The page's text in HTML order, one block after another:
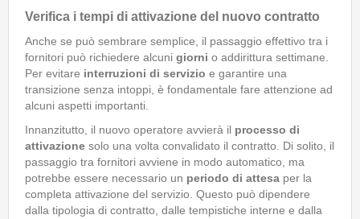
Verifica i tempi di attivazione del nuovo contratto
Anche se può sembrare semplice, il passaggio effettivo tra i
fornitori può richiedere alcuni giorni o addirittura settimane.
Per evitare interruzioni di servizio e garantire una
transizione senza intoppi, è fondamentale fare attenzione ad
alcuni aspetti importanti.
Innanzitutto, il nuovo operatore avvierà il processo di
attivazione solo una volta convalidato il contratto. Di solito, il
passaggio tra fornitori avviene in modo automatico, ma
potrebbe essere necessario un periodo di attesa per la
completa attivazione del servizio. Questo può dipendere
dalla tipologia di contratto, dalle tempistiche interne e dalla